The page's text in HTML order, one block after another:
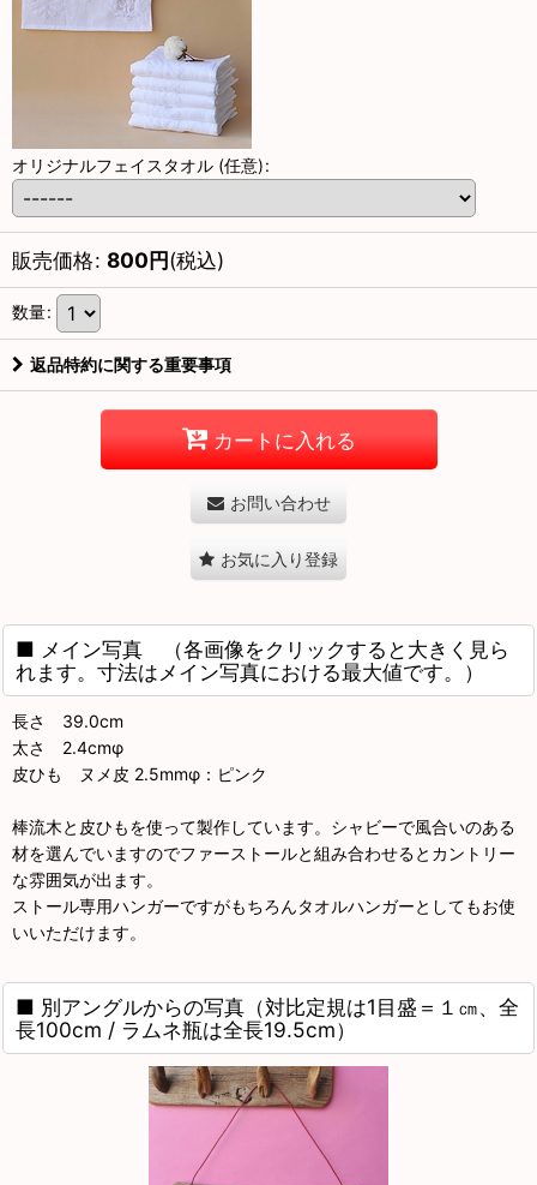
オリジナルフェイスタオル (任意):
販売価格: 800円(税込)
数量:
返品特約に関する重要事項
カートに入れる
お問い合わせ
お気に入り登録
■ メイン写真 （各画像をクリックすると大きく見ら
れます。寸法はメイン写真における最大値です。）
長さ 39.0cm
太さ 2.4cmφ
皮ひも ヌメ皮 2.5mmφ：ピンク
棒流木と皮ひもを使って製作しています。シャビーで風合いのある
材を選んでいますのでファーストールと組み合わせるとカントリー
な雰囲気が出ます。
ストール専用ハンガーですがもちろんタオルハンガーとしてもお使
いいただけます。
■ 別アングルからの写真（対比定規は1目盛＝１㎝、全
長100cm / ラムネ瓶は全長19.5cm）